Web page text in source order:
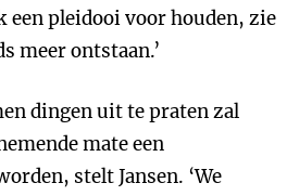
een pleidooi voor houden, zie
meer ontstaan.’
dingen uit te praten zal
mate een
stelt Jansen. ‘We